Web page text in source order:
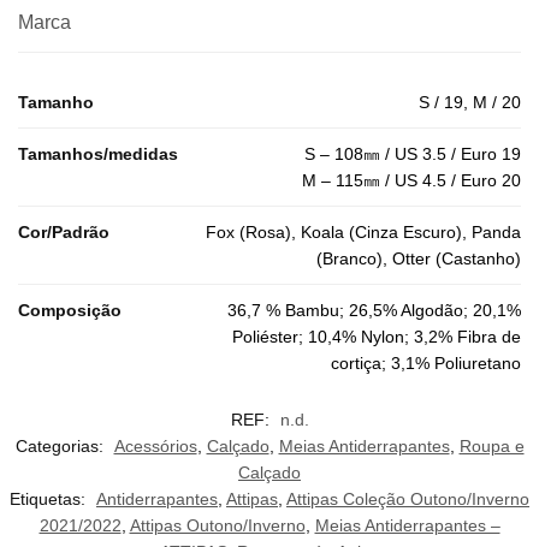
Marca
Tamanho S / 19, M / 20
Tamanhos/medidas
S – 108㎜ / US 3.5 / Euro 19
M – 115㎜ / US 4.5 / Euro 20
Cor/Padrão
Fox (Rosa), Koala (Cinza Escuro), Panda
(Branco), Otter (Castanho)
Composição
36,7 % Bambu; 26,5% Algodão; 20,1%
Poliéster; 10,4% Nylon; 3,2% Fibra de
cortiça; 3,1% Poliuretano
REF:
n.d.
Categorias:
Acessórios, Calçado, Meias Antiderrapantes, Roupa e
Calçado
Etiquetas:
Antiderrapantes, Attipas, Attipas Coleção Outono/Inverno
2021/2022, Attipas Outono/Inverno, Meias Antiderrapantes –